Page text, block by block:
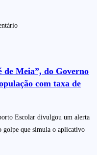
de Meia”, do Governo
com taxa de
Escolar divulgou um alerta
golpe que simula o aplicativo